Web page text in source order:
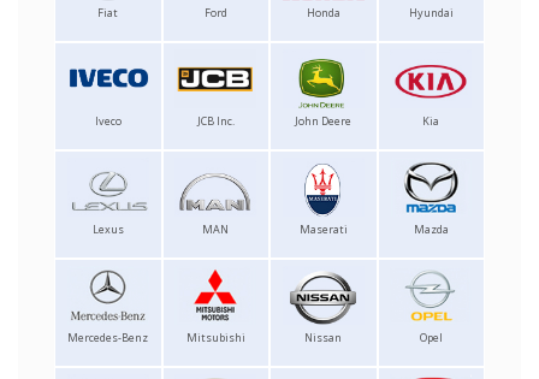
Fiat Ford Honda Hyundai
Iveco JCB Inc. John Deere Kia
Lexus MAN Maserati Mazda
Mercedes-Benz Mitsubishi Nissan Opel